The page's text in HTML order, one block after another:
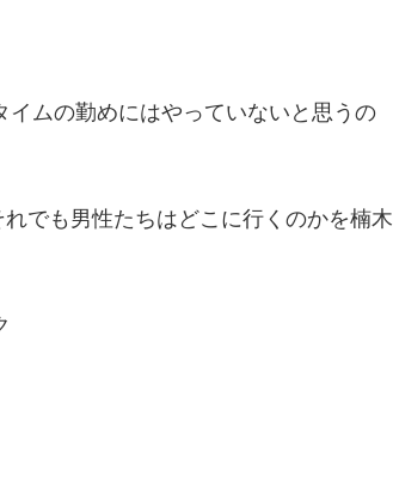
ムの勤めにはやっていないと思うの
でも男性たちはどこに行くのかを楠木